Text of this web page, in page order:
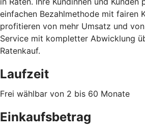
einfachen Bezahlmethode mit fairen
profitieren von mehr Umsatz und
Service mit kompletter Abwicklung
Ratenkauf.
Laufzeit
Frei wählbar von 2 bis 60 Monate
Einkaufsbetrag